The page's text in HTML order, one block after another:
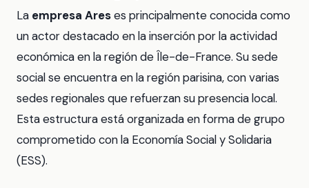
La empresa Areses principalmente conocida como
un actor destacado en la inserción por la actividad
económica en la región de Île-de-France. Su sede
social se encuentra en la región parisina, con varias
sedes regionales que refuerzan su presencia local.
Esta estructura está organizada en forma de grupo
comprometido con la Economía Social y Solidaria
(ESS).